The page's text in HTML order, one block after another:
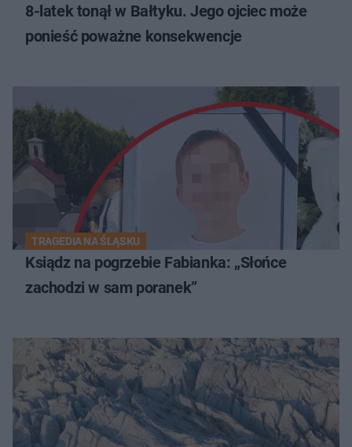
8-latek tonął w Bałtyku. Jego ojciec może
ponieść poważne konsekwencje
TRAGEDIA NA ŚLĄSKU
Ksiądz na pogrzebie Fabianka: „Słońce
zachodzi w sam poranek”